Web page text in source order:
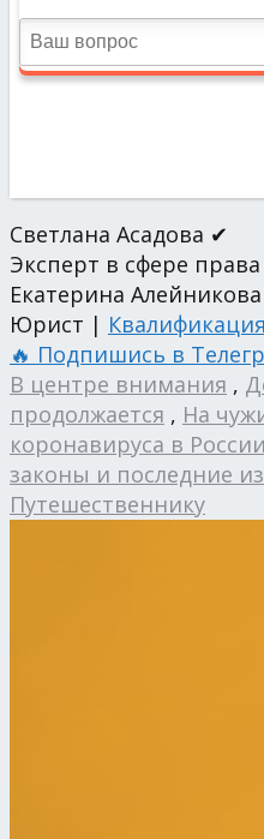
Светлана Асадова ✔
Эксперт в сфере
Екатерина Алейникова
Юрист |
🔥 Подпишись в
В центре внимания ,
продолжается , На
коронавируса в России
законы и последние
Путешественнику